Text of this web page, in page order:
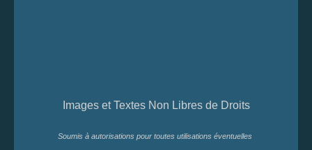
Images et Textes Non Libres de Droits
Soumis à autorisations pour toutes utilisations éventuelles